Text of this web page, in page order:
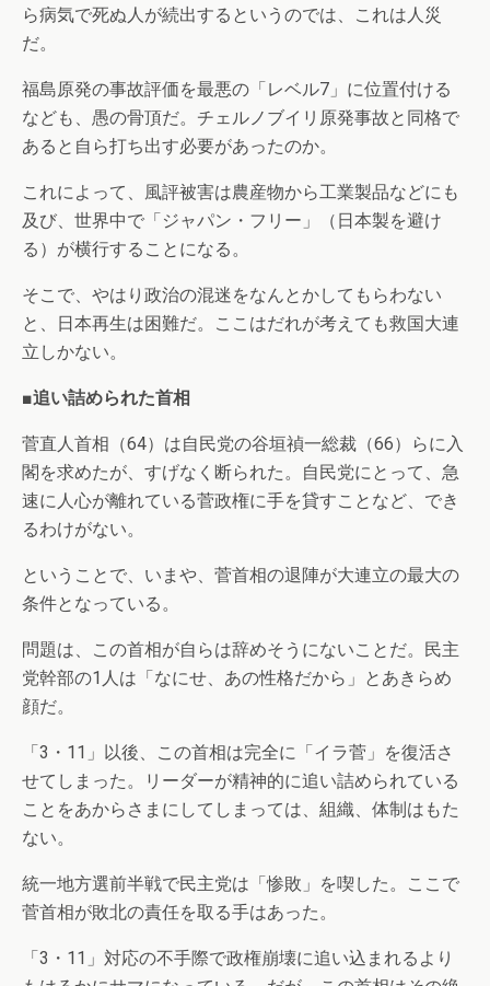
ら病気で死ぬ人が続出するというのでは、これは人災
だ。
福島原発の事故評価を最悪の「レベル7」に位置付ける
なども、愚の骨頂だ。チェルノブイリ原発事故と同格で
あると自ら打ち出す必要があったのか。
これによって、風評被害は農産物から工業製品などにも
及び、世界中で「ジャパン・フリー」（日本製を避け
る）が横行することになる。
そこで、やはり政治の混迷をなんとかしてもらわない
と、日本再生は困難だ。ここはだれが考えても救国大連
立しかない。
■追い詰められた首相
菅直人首相（64）は自民党の谷垣禎一総裁（66）らに入
閣を求めたが、すげなく断られた。自民党にとって、急
速に人心が離れている菅政権に手を貸すことなど、でき
るわけがない。
ということで、いまや、菅首相の退陣が大連立の最大の
条件となっている。
問題は、この首相が自らは辞めそうにないことだ。民主
党幹部の1人は「なにせ、あの性格だから」とあきらめ
顔だ。
「3・11」以後、この首相は完全に「イラ菅」を復活さ
せてしまった。リーダーが精神的に追い詰められている
ことをあからさまにしてしまっては、組織、体制はもた
ない。
統一地方選前半戦で民主党は「惨敗」を喫した。ここで
菅首相が敗北の責任を取る手はあった。
「3・11」対応の不手際で政権崩壊に追い込まれるより